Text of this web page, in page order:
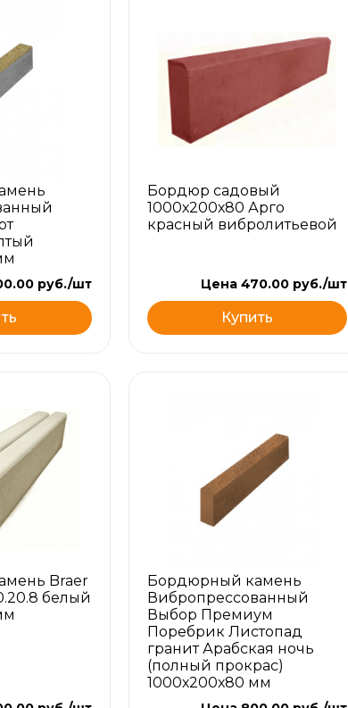
руб./шт
Бордюр садовый
1000х200х80 Арго
красный вибролитьевой
Цена 470.00 руб./шт
Купить
Braer
белый
Бордюрный камень
Вибропрессованный
Выбор Премиум
Поребрик Листопад
гранит Арабская ночь
(полный прокрас)
1000х200х80 мм